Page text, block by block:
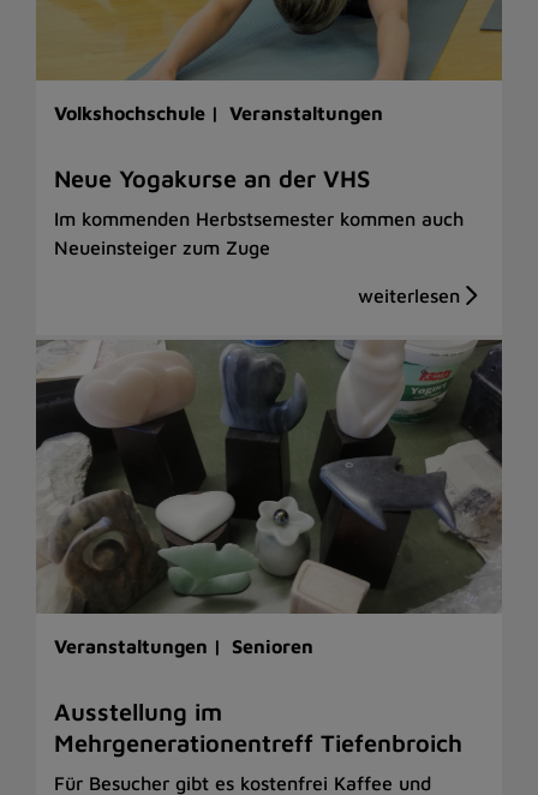
Volkshochschule | Veranstaltungen
Neue Yogakurse an der VHS
Im kommenden Herbstsemester kommen auch
Neueinsteiger zum Zuge
Veranstaltungen | Senioren
Ausstellung im
Mehrgenerationentreff Tiefenbroich
Für Besucher gibt es kostenfrei Kaffee und